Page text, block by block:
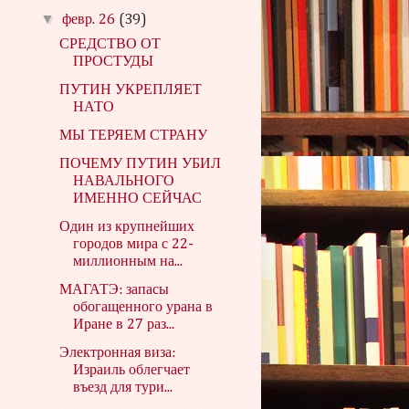
▼февр. 26 (39)
СРЕДСТВО ОТ
ПРОСТУДЫ
ПУТИН УКРЕПЛЯЕТ
НАТО
МЫ ТЕРЯЕМ СТРАНУ
ПОЧЕМУ ПУТИН УБИЛ
НАВАЛЬНОГО
ИМЕННО СЕЙЧАС
Один из крупнейших
городов мира с 22-
миллионным на...
МАГАТЭ: запасы
обогащенного урана в
Иране в 27 раз...
Электронная виза:
Израиль облегчает
въезд для тури...